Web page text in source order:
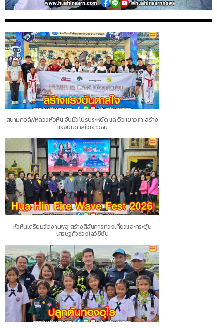
สนามกอล์ฟหลวงหัวหิน จับมือโปรประหยัด และวิว เยาวภา สร้าง
แรงบันดาลใจเยาวชน
หัวหินเตรียมจัดงานพลุ สร้างสีสันการท่องเที่ยวและกระตุ้น
เศรษฐกิจช่วงโลว์ซีซั่น